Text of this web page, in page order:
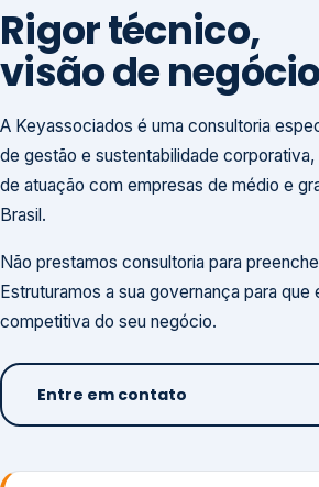
Rigor técnico,
visão de
A Keyassociados é uma consultoria
de gestão e sustentabilidade
de atuação com empresas de médio e
Brasil.
Não prestamos consultoria para
Estruturamos a sua governança para que
competitiva do seu negócio.
Entre em contato